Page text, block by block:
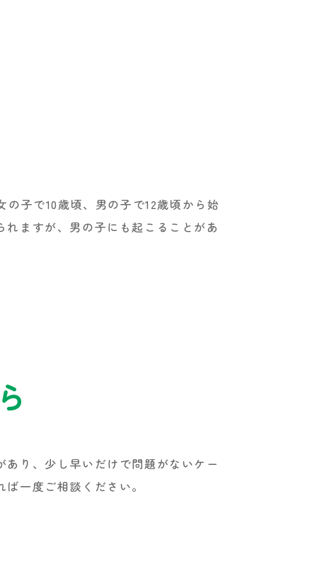
子で10歳頃、男の子で12歳頃から始
ますが、男の子にも起こることがあ
り、少し早いだけで問題がないケー
一度ご相談ください。